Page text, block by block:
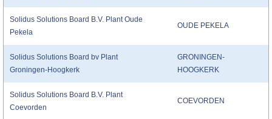
Solidus Solutions Board B.V. Plant Oude
Pekela
OUDE PEKELA
Solidus Solutions Board bv Plant
Groningen-Hoogkerk
GRONINGEN-
HOOGKERK
Solidus Solutions Board B.V. Plant
Coevorden
COEVORDEN